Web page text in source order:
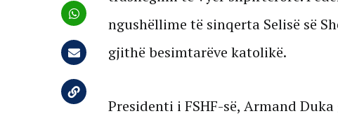
ngushëllime të sinqerta Selisë së
gjithë besimtarëve katolikë.
Presidenti i FSHF-së, Armand